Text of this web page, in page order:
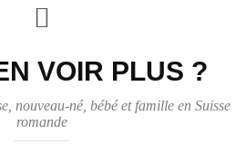
VOIR PLUS ?
nouveau-né, bébé et famille en Suisse
romande